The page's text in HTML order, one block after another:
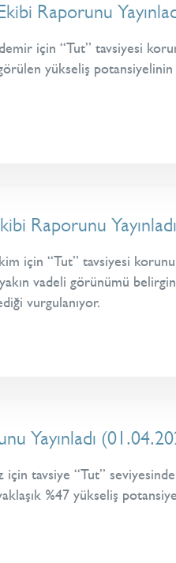
Raporunu
için “Tut” tavsiyesi
yükseliş potansiyelinin
Raporunu
için “Tut” tavsiyesi
vadeli görünümü
vurgulanıyor.
Yayınladı
tavsiye “Tut”
%47 yükseliş